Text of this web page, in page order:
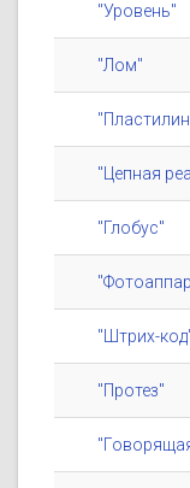
"Уровень"
"Лом"
"Цепная
"Глобус"
"Штрих-
"Протез"